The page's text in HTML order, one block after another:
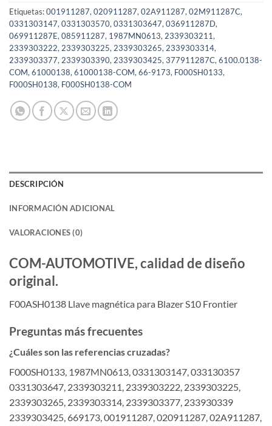
Etiquetas:001911287, 020911287, 02A911287, 02M911287C,
0331303147, 0331303570, 0331303647, 036911287D,
069911287E, 085911287, 1987MN0613, 2339303211,
2339303222, 2339303225, 2339303265, 2339303314,
2339303377, 2339303390, 2339303425, 377911287C, 6100.0138-
COM, 61000138, 61000138-COM, 66-9173, F000SH0133,
F000SH0138, F000SH0138-COM
DESCRIPCIÓN
INFORMACIÓN ADICIONAL
VALORACIONES (0)
COM-AUTOMOTIVE, calidad de diseño
original.
F00ASH0138 Llave magnética para Blazer S10 Frontier
Preguntas más frecuentes
¿Cuáles son las referencias cruzadas?
F000SH0133, 1987MN0613, 0331303147, 033130357
0331303647, 2339303211, 2339303222, 2339303225,
2339303265, 2339303314, 2339303377, 233930339
2339303425, 669173, 001911287, 020911287, 02A911287,